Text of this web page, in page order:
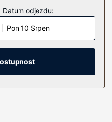
se budete cítit jako doma.
internet zdarma
a televize, která nabízí
Soukromé koupelny
jsou vana se sprchou,
vlasů.
internet zdarma a
Datum odjezdu:
Pon 10 Srpen